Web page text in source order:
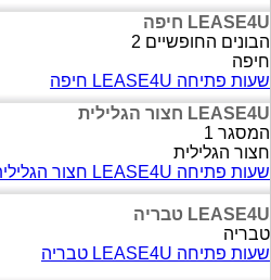
LEASE4U חיפה
הבונים החופשיים 2
חיפה
שעות פתיחה LEASE4U חיפה
LEASE4U חצור הגלילית
המסגר 1
חצור הגלילית
שעות פתיחה LEASE4U חצור הגלילית
LEASE4U טבריה
טבריה
שעות פתיחה LEASE4U טבריה